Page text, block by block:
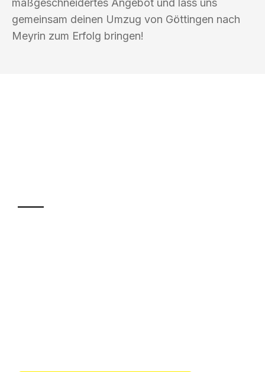
maßgeschneidertes Angebot und lass uns
gemeinsam deinen Umzug von Göttingen nach
Meyrin zum Erfolg bringen!